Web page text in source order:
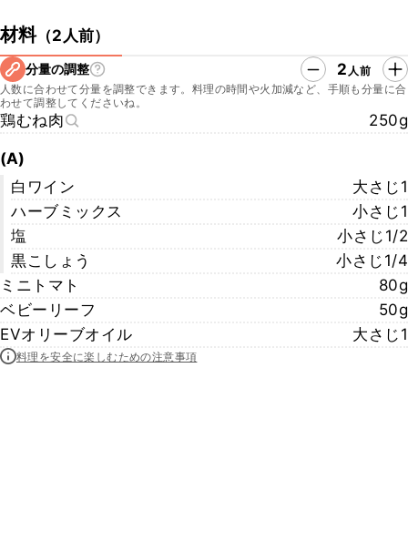
材料（2人前）
分量の調整 2 人前
人数に合わせて分量を調整できます。料理の時間や火加減など、手順も分量に合
わせて調整してくださいね。
鶏むね肉 250g
(A)
白ワイン
大さじ1
ハーブミックス
小さじ1
塩
小さじ1/2
黒こしょう
小さじ1/4
ミニトマト
80g
ベビーリーフ
50g
EVオリーブオイル
大さじ1
料理を安全に楽しむための注意事項